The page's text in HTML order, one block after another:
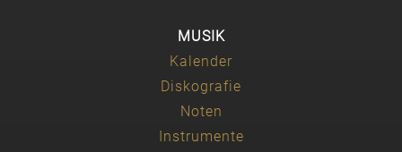
MUSIK
Kalender
Diskografie
Noten
Instrumente